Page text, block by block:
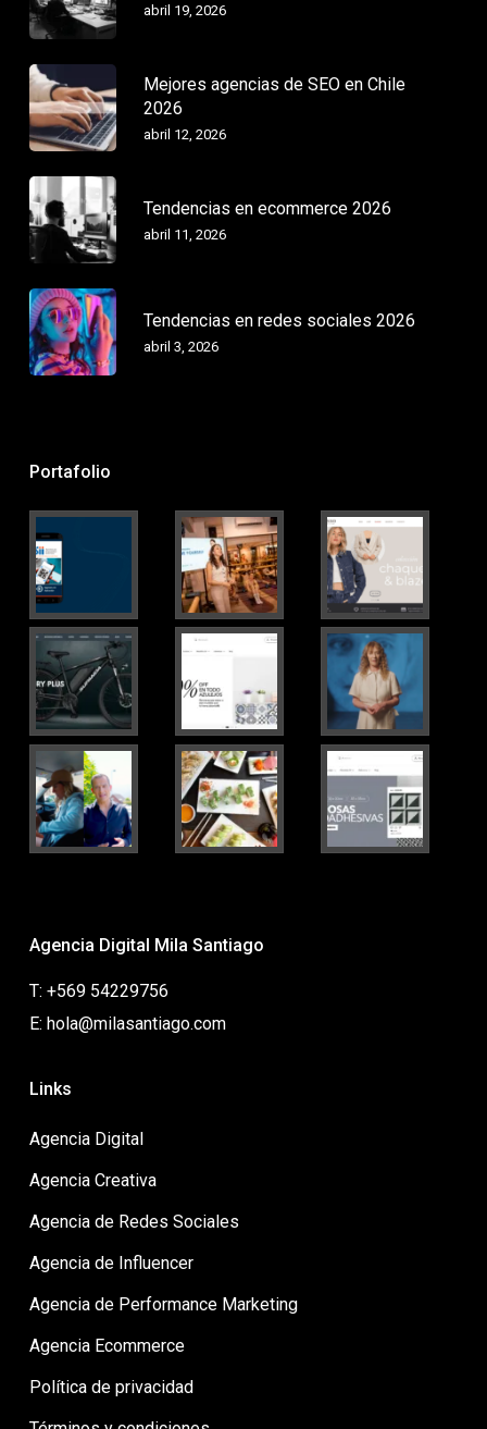
abril 19, 2026
Mejores agencias de SEO en Chile
2026
abril 12, 2026
Tendencias en ecommerce 2026
abril 11, 2026
Tendencias en redes sociales 2026
abril 3, 2026
Portafolio
Agencia Digital Mila Santiago
T: +569 54229756
E: hola@milasantiago.com
Links
Agencia Digital
Agencia Creativa
Agencia de Redes Sociales
Agencia de Influencer
Agencia de Performance Marketing
Agencia Ecommerce
Política de privacidad